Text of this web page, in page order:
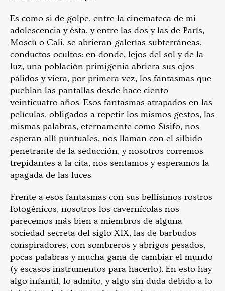
Es como si de golpe, entre la cinemateca de mi
adolescencia y ésta, y entre las dos y las de París,
Moscú o Cali, se abrieran galerías subterráneas,
conductos ocultos: en donde, lejos del sol y de la
luz, una población primigenia abriera sus ojos
pálidos y viera, por primera vez, los fantasmas que
pueblan las pantallas desde hace ciento
veinticuatro años. Esos fantasmas atrapados en las
películas, obligados a repetir los mismos gestos, las
mismas palabras, eternamente como Sísifo, nos
esperan allí puntuales, nos llaman con el silbido
penetrante de la seducción, y nosotros corremos
trepidantes a la cita, nos sentamos y esperamos la
apagada de las luces.
Frente a esos fantasmas con sus bellísimos rostros
fotogénicos, nosotros los cavernícolas nos
parecemos más bien a miembros de alguna
sociedad secreta del siglo XIX, las de barbudos
conspiradores, con sombreros y abrigos pesados,
pocas palabras y mucha gana de cambiar el mundo
(y escasos instrumentos para hacerlo). En esto hay
algo infantil, lo admito, y algo sin duda debido a lo